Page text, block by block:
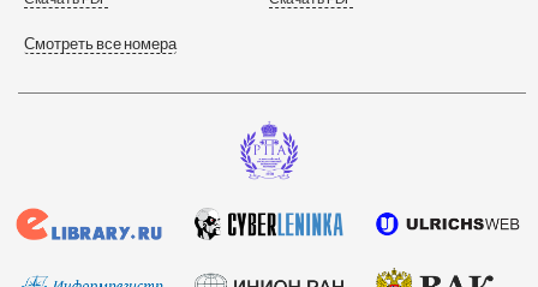
Смотреть все номера